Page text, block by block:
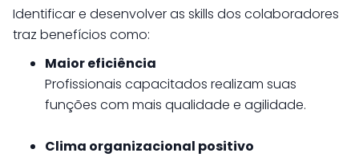
Identificar e desenvolver as skills dos colaboradores
traz benefícios como:
Maior eficiência
Profissionais capacitados realizam suas
funções com mais qualidade e agilidade.
Clima organizacional positivo